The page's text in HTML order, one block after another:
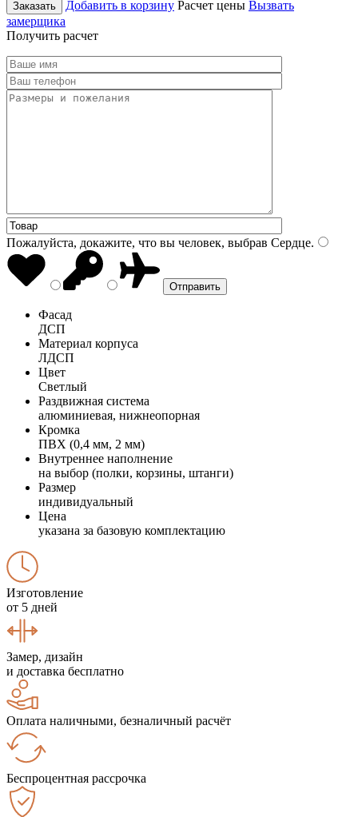
Заказать Добавить в корзину Расчет цены Вызвать
замерщика
Получить расчет
Пожалуйста, докажите, что вы человек, выбрав Сердце.
Фасад
ДСП
Материал корпуса
ЛДСП
Цвет
Светлый
Раздвижная система
алюминиевая, нижнеопорная
Кромка
ПВХ (0,4 мм, 2 мм)
Внутреннее наполнение
на выбор (полки, корзины, штанги)
Размер
индивидуальный
Цена
указана за базовую комплектацию
Изготовление
от 5 дней
Замер, дизайн
и доставка бесплатно
Оплата наличными, безналичный расчёт
Беспроцентная рассрочка